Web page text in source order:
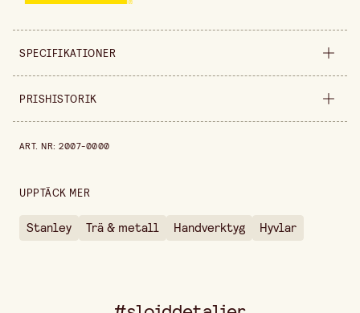
SPECIFIKATIONER
Säljs i styck
PRISHISTORIK
ART. NR:2007-0000
UPPTÄCK MER
Stanley Trä & metall Handverktyg Hyvlar